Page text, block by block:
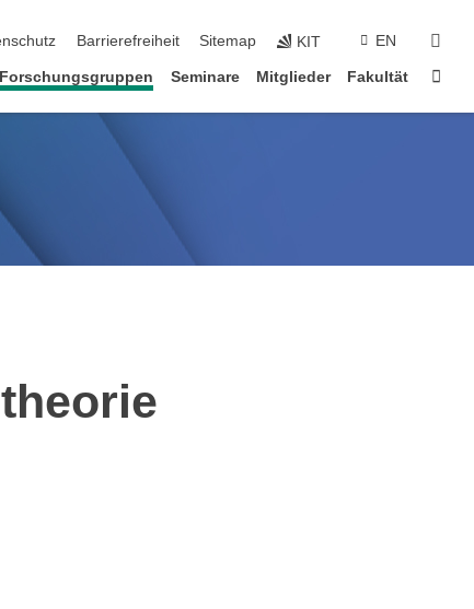
Barrierefreiheit Sitemap KIT EN
Forschungsgruppen Seminare Mitglieder Fakultät